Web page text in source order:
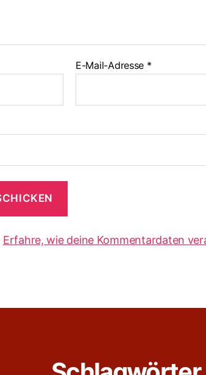
E-Mail-Adresse *
Erfahre, wie deine Kommentardaten